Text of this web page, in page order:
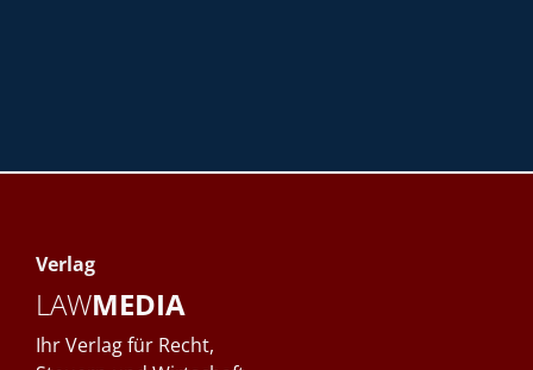
Verlag
LAWMEDIA
Ihr Verlag für Recht,